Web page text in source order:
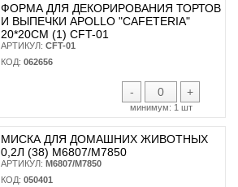
ФОРМА ДЛЯ ДЕКОРИРОВАНИЯ ТОРТОВ
И ВЫПЕЧКИ APOLLO "CAFETERIA"
20*20СМ (1) CFT-01
АРТИКУЛ: CFT-01
КОД: 062656
- +
минимум: 1 шт
МИСКА ДЛЯ ДОМАШНИХ ЖИВОТНЫХ
0,2Л (38) М6807/М7850
АРТИКУЛ: М6807/М7850
КОД: 050401